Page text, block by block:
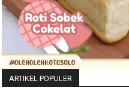
ARTIKEL POPULER